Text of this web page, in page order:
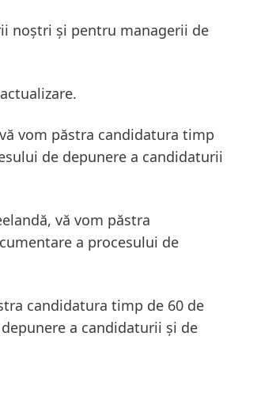
noștri și pentru managerii de
vom păstra candidatura timp
de depunere a candidaturii
vă vom păstra
a procesului de
candidatura timp de 60 de
a candidaturii și de